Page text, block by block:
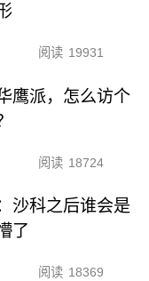
阅读 19931
鹰派，怎么访个
阅读 18724
沙科之后谁会是
了
阅读 18369